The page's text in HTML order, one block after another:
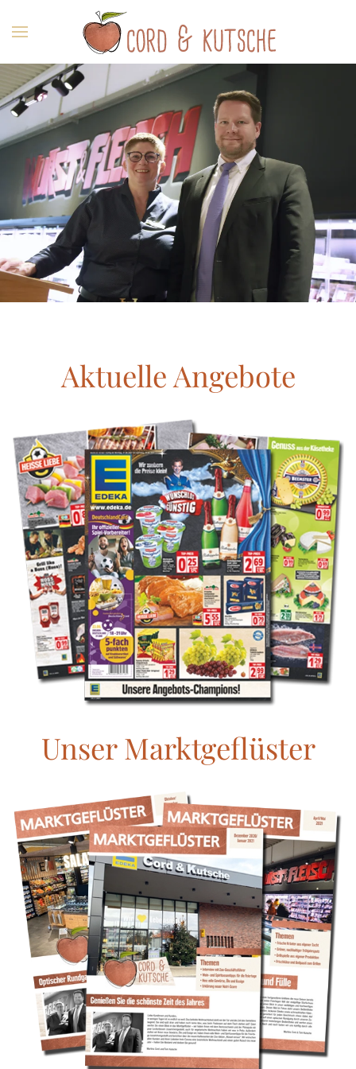
Zum Hauptinhalt springen
Aktuelle Angebote
Unser Marktgeflüster